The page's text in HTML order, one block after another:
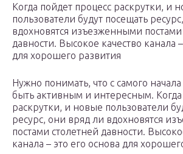
Когда пойдет процесс раскрутки, и
пользователи будут посещать
вдохновятся изъезженными постами
давности. Высокое качество канала
для хорошего развития
Нужно понимать, что с самого
быть активным и интересным. Когда
раскрутки, и новые пользователи
ресурс, они вряд ли вдохновятся
постами столетней давности.
канала – это его основа для